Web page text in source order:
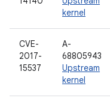
kernel
CVE-
2017-
15537
A-
68805943
Upstream
kernel